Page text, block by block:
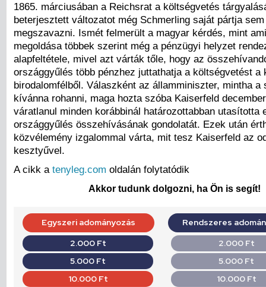
1865. márciusában a Reichsrat a költségvetés
beterjesztett változatot még Schmerling saját pártja
megszavazni. Ismét felmerült a magyar kérdés, mint
megoldása többek szerint még a pénzügyi helyzet
alapfeltétele, mivel azt várták tőle, hogy az
országgyűlés több pénzhez juttathatja a költségvetést a
birodalomfélből. Válaszként az államminiszter, mintha a
kívánna rohanni, maga hozta szóba Kaiserfeld
váratlanul minden korábbinál határozottabban utasította
országgyűlés összehívásának gondolatát. Ezek után
közvélemény izgalommal várta, mit tesz Kaiserfeld az
kesztyűvel.
A cikk a tenyleg.com oldalán folytatódik
Akkor tudunk dolgozni, ha Ön is segít!